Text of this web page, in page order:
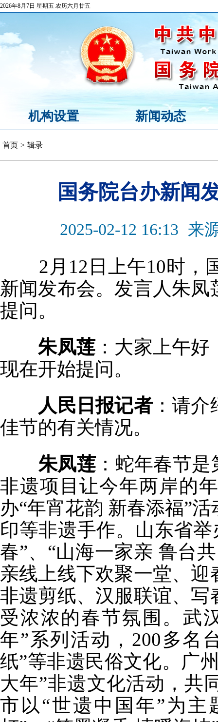
2026年8月7日 星期五 农历六月廿五
机构设置 新闻动态
首页 > 辑录
国务院台办新闻
2025-02-12 16:13 来
2月12日上午10时，
新闻发布会。发言人朱
提问。
朱凤莲：大家上午好
现在开始提问。
人民日报记者：请介
佳节的有关情况。
朱凤莲：蛇年春节是
非遗项目让今年两岸的
办“年宵花韵 新春添福”
印等非遗手作。山东省
春”、“山海一家亲 鲁台
亲线上线下欢聚一堂、
非遗剪纸、汉服联谊、
受浓浓的春节氛围。武
年”系列活动，200多名
纸”等非遗民俗文化。广
大年”非遗文化活动，共
市以“世遗中国年”为